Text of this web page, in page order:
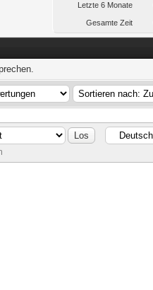
Letzte 6 Monate
Gesamte Zeit